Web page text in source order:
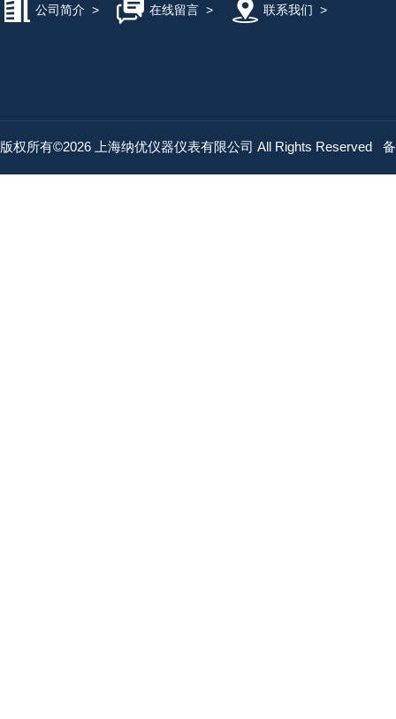
公司简介 > 在线留言> 联系我们 >
版权所有©2026 上海纳优仪器仪表有限公司 All Rights Reserved